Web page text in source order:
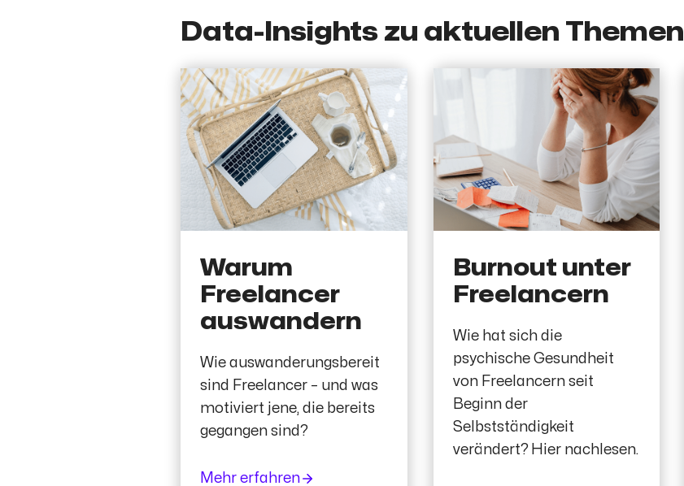
Data-Insights zu aktuellen Themen
Warum
Freelancer
auswandern
Wie auswanderungsbereit
sind Freelancer – und was
motiviert jene, die bereits
gegangen sind?
Mehr erfahren
Burnout unter
Freelancern
Wie hat sich die
psychische Gesundheit
von Freelancern seit
Beginn der
Selbstständigkeit
verändert? Hier nachlesen.